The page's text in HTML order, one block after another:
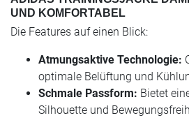
UND KOMFORTABEL
Die Features auf einen Blick:
Atmungsaktive Technologie:
optimale Belüftung und
Schmale Passform: Bietet
Silhouette und